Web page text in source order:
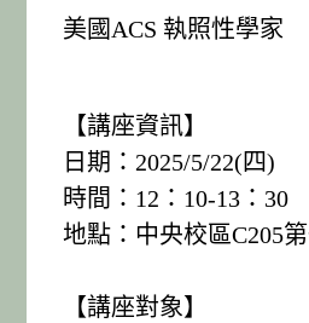
美國ACS 執照性學家
【講座資訊】
日期：2025/5/22(四)
時間：12：10-13：30
地點：中央校區C205
【講座對象】